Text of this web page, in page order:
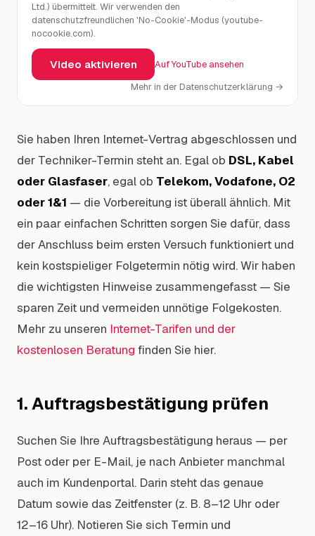
Über uns
Kontakt
Ltd.) übermittelt. Wir verwenden den
datenschutzfreundlichen 'No-Cookie'-Modus (youtube-
nocookie.com).
Video aktivieren
Auf YouTube ansehen
Mehr in der Datenschutzerklärung →
Sie haben Ihren Internet-Vertrag abgeschlossen und
der Techniker-Termin steht an. Egal ob DSL, Kabel
oder Glasfaser, egal ob Telekom, Vodafone, O2
oder 1&1 — die Vorbereitung ist überall ähnlich. Mit
ein paar einfachen Schritten sorgen Sie dafür, dass
der Anschluss beim ersten Versuch funktioniert und
kein kostspieliger Folgetermin nötig wird. Wir haben
die wichtigsten Hinweise zusammengefasst — Sie
sparen Zeit und vermeiden unnötige Folgekosten.
Mehr zu unseren Internet-Tarifen und der
kostenlosen Beratung finden Sie hier.
1. Auftragsbestätigung prüfen
Suchen Sie Ihre Auftragsbestätigung heraus — per
Post oder per E-Mail, je nach Anbieter manchmal
auch im Kundenportal. Darin steht das genaue
Datum sowie das Zeitfenster (z. B. 8–12 Uhr oder
12–16 Uhr). Notieren Sie sich Termin und